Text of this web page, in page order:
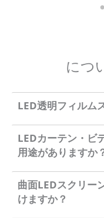
につ
LED透明フィルム
LEDカーテン・ビ
用途がありますか
曲面LEDスクリー
けますか？